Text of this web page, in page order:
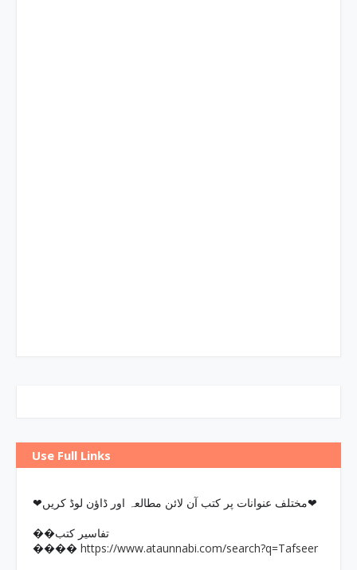
Use Full Links
❤مختلف عنوانات پر کتب آن لائن مطالعہ اور ڈاؤن لوڈ کریں❤
��تفاسیر کتب
���� https://www.ataunnabi.com/search?q=Tafseer